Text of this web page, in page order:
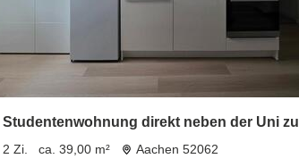
Studentenwohnung direkt neben der Uni zu
verkaufen
2 Zi. ca. 39,00 m² Aachen 52062